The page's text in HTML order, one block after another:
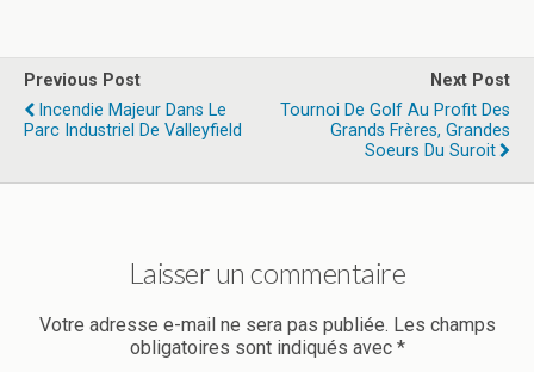
Previous Post
Incendie Majeur Dans Le
Parc Industriel De Valleyfield
Next Post
Tournoi De Golf Au Profit Des
Grands Frères, Grandes
Soeurs Du Suroit
Laisser un commentaire
Votre adresse e-mail ne sera pas publiée. Les champs
obligatoires sont indiqués avec *